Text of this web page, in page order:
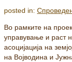
posted in:
Во рамките на
управување и раст
асоцијација на
на Војводина и